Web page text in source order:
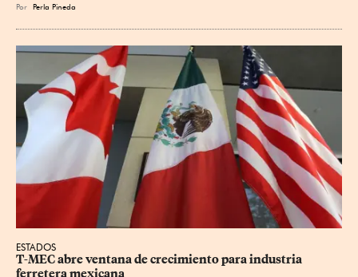
Por Perla Pineda
ESTADOS
T-MEC abre ventana de crecimiento para industria